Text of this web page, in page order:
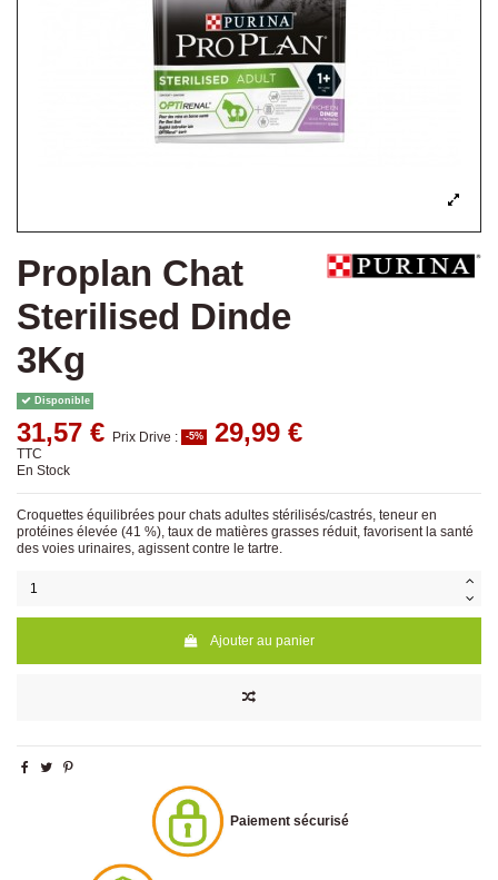
Proplan Chat
Sterilised Dinde
3Kg
Disponible
31,57 € Prix Drive : -5% 29,99 €
TTC
En Stock
Croquettes équilibrées pour chats adultes stérilisés/castrés, teneur en
protéines élevée (41 %), taux de matières grasses réduit, favorisent la santé
des voies urinaires, agissent contre le tartre.
Ajouter au panier
Paiement sécurisé